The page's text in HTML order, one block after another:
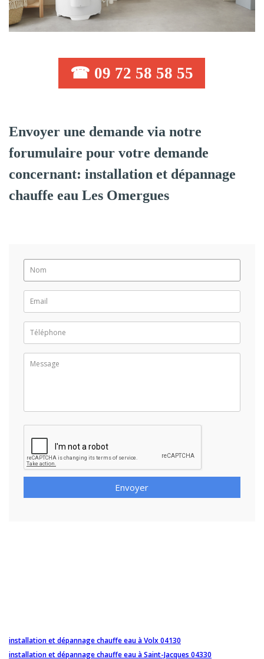
☎ 09 72 58 58 55
Envoyer une demande via notre
forumulaire pour votre demande
concernant: installation et dépannage
chauffe eau Les Omergues
Envoyer
installation et dépannage chauffe eau à Volx 04130
installation et dépannage chauffe eau à Saint-Jacques 04330